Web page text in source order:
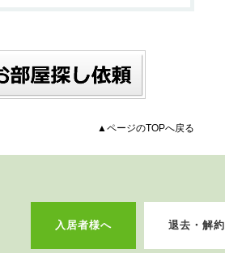
▲ページのTOPへ戻る
入居者様へ 退去・解約